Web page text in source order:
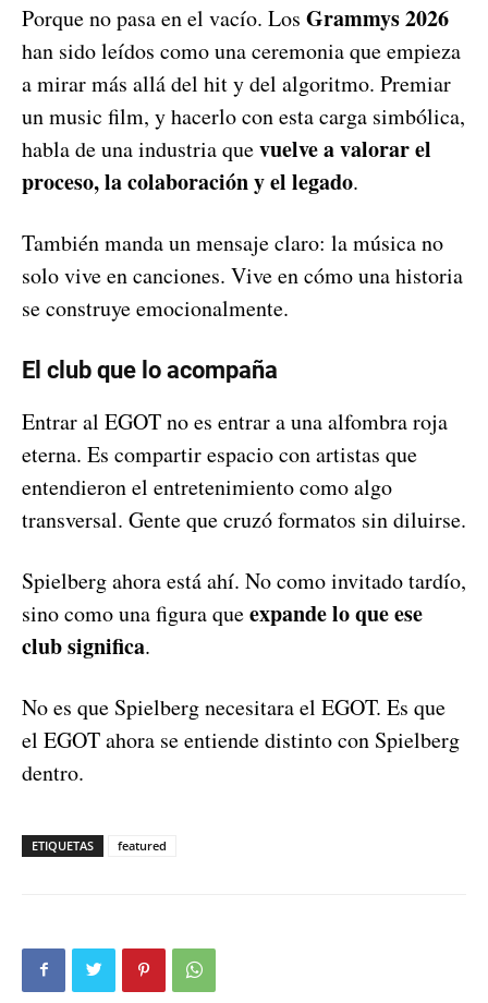
Porque no pasa en el vacío. Los Grammys 2026
han sido leídos como una ceremonia que empieza
a mirar más allá del hit y del algoritmo. Premiar
un music film, y hacerlo con esta carga simbólica,
habla de una industria quevuelve a valorar el
proceso, la colaboración y el legado.
También manda un mensaje claro: la música no
solo vive en canciones. Vive en cómo una historia
se construye emocionalmente.
El club que lo acompaña
Entrar al EGOT no es entrar a una alfombra roja
eterna. Es compartir espacio con artistas que
entendieron el entretenimiento como algo
transversal. Gente que cruzó formatos sin diluirse.
Spielberg ahora está ahí. No como invitado tardío,
sino como una figura queexpande lo que ese
club significa.
No es que Spielberg necesitara el EGOT. Es que
el EGOT ahora se entiende distinto con Spielberg
dentro.
ETIQUETAS featured